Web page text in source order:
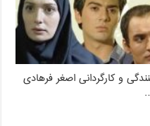
و کارگردانی اصغر فرهادی